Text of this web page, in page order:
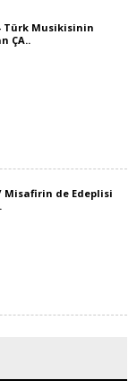
Türk Musikisinin
ÇA..
de Edeplisi